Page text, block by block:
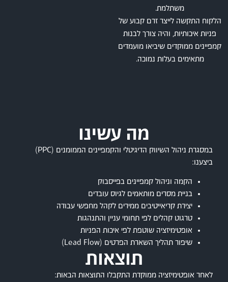
משתלמת.
הלקוח התקשה לייצר זרם קבוע של
פניות איכותיות, והיה צורך לבנות
קמפיינים ממוקדים שיביאו מועמדים
מתאימים בעלות נמוכה.
מה עשינו
במסגרת ניהול השיווק הדיגיטלי והקמפיינים הממומנים (PPC)
ביצענו:
הקמה וניהול קמפיינים בפייסבוק
בניית מסרים מותאמים לגיוס עובדים
יצירת קריאייטיבים ממירים לקהל מחפשי עבודה
טרגוט קהלים לפי תחומי עניין והתנהגות
אופטימיזציה שוטפת לפי איכות הפניות
שיפור תהליך השארת הפרטים (Lead Flow)
תוצאות
לאחר אופטימיזציה ממוקדת התקבלו התוצאות הבאות: